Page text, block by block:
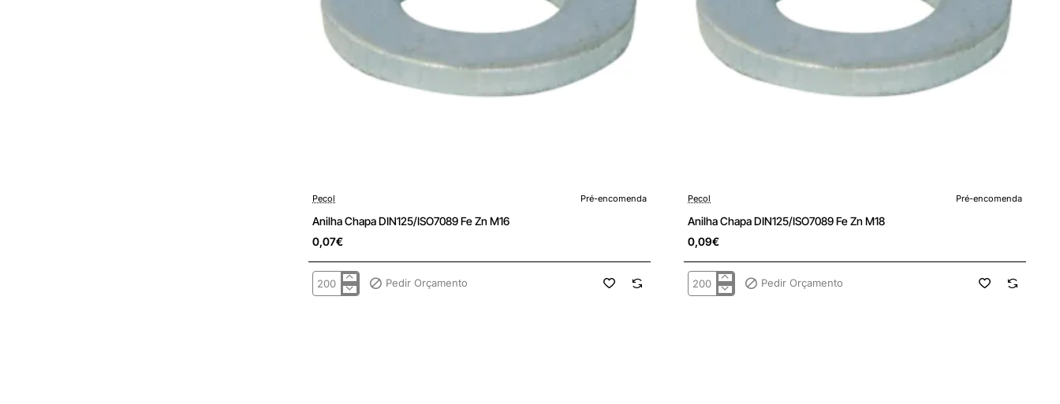
Pré-encomenda
Pecol Pré-encomenda
Anilha Chapa DIN125/ISO7089 Fe Zn M16
0,07€
Anilha
Pedir Orçamento
Pré-encomenda
Pecol Pré-encomenda
Anilha Chapa DIN125/ISO7089 Fe Zn M18
0,09€
Anilha
Pedir Orçamento